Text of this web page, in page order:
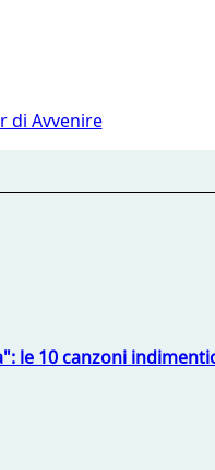
di Avvenire
le 10 canzoni